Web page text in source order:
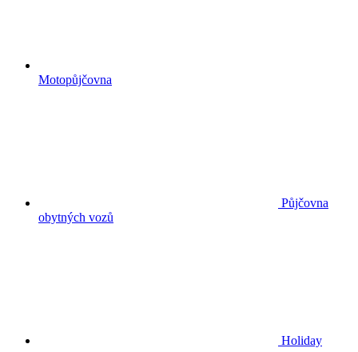
Motopůjčovna
Půjčovna
obytných vozů
Holiday